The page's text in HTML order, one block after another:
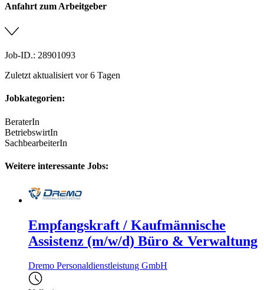
Anfahrt zum Arbeitgeber
Job-ID.: 28901093
Zuletzt aktualisiert vor 6 Tagen
Jobkategorien:
BeraterIn
BetriebswirtIn
SachbearbeiterIn
Weitere interessante Jobs:
Empfangskraft / Kaufmännische
Assistenz (m/w/d) Büro & Verwaltung
Dremo Personaldienstleistung GmbH